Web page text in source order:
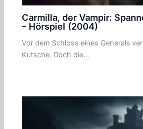
Carmilla, der Vampir:
– Hörspiel (2004)
Vor dem Schloss eines Generals
Kutsche. Doch die…